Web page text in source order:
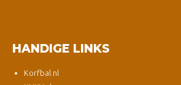
HANDIGE LINKS
Korfbal.nl